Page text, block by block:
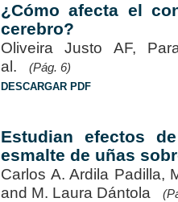
¿Cómo afecta el
cerebro?
Oliveira Justo AF,
al.
(Pág. 6)
DESCARGAR PDF
Estudian efectos
esmalte de uñas
Carlos A. Ardila Padilla,
and M. Laura Dántola